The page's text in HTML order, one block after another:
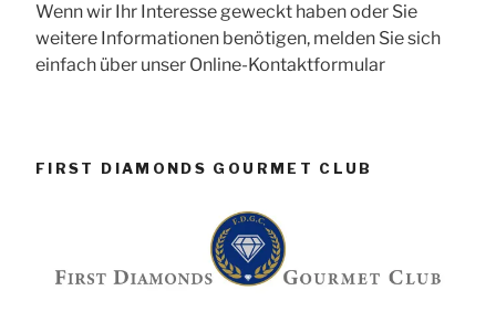
Wenn wir Ihr Interesse geweckt haben oder Sie
weitere Informationen benötigen, melden Sie sich
einfach über unser Online-Kontaktformular
FIRST DIAMONDS GOURMET CLUB